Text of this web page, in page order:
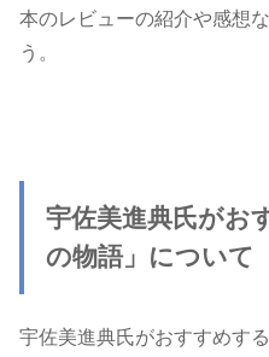
本のレビューの紹介や感想
う。
宇佐美進典氏がお
の物語」について
宇佐美進典氏がおすすめす